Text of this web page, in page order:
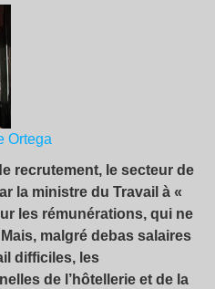
Ortega
recrutement, le secteur de
la ministre du Travail à «
les rémunérations, qui ne
Mais, malgré debas salaires
difficiles, les
de l’hôtellerie et de la